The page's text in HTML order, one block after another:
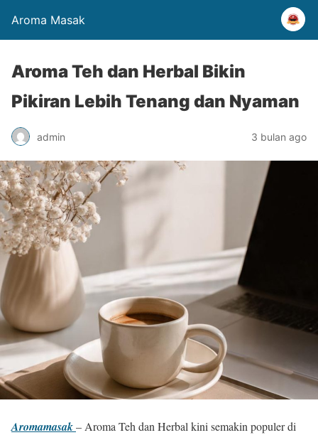
Aroma Masak
Aroma Teh dan Herbal Bikin
Pikiran Lebih Tenang dan Nyaman
admin 3 bulan ago
Aromamasak– Aroma Teh dan Herbal kini semakin populer di